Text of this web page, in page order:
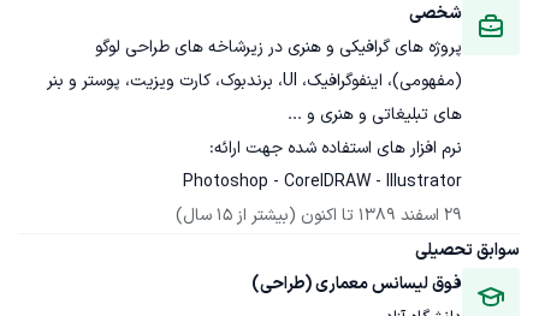
شخصی
پروژه های گرافیکی و هنری در زیرشاخه های طراحی لوگو
(مفهومی)، اینفوگرافیک، UI، برندبوک، کارت ویزیت، پوستر و بنر
Photoshop - CorelDRAW - Illustrator
29 اسفند 1389
تا اکنون (بیشتر از 15 سال)
سوابق تحصیلی
فوق لیسانس معماری (طراحی)